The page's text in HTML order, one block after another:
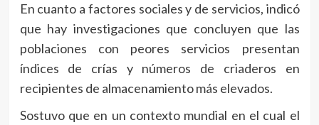
En cuanto a factores sociales y de servicios, indicó
que hay investigaciones que concluyen que las
poblaciones con peores servicios presentan
índices de crías y números de criaderos en
recipientes de almacenamiento más elevados.
Sostuvo que en un contexto mundial en el cual el